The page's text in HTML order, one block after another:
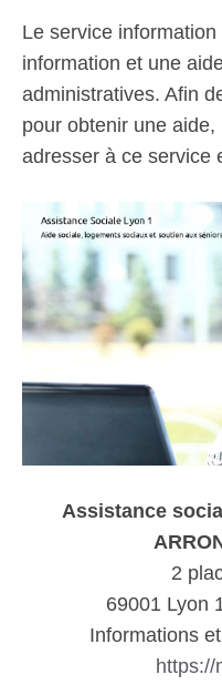
Le service
information et une
administratives. Afin
pour obtenir une aide,
adresser à ce service
Assistance
2
69001 Lyon
Informations
https://